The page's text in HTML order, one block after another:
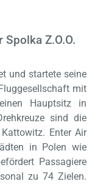
Z.O.O.
und startete seine
mit
Hauptsitz in
sind die
Enter Air
in Polen wie
Passagiere
zu 74 Zielen.